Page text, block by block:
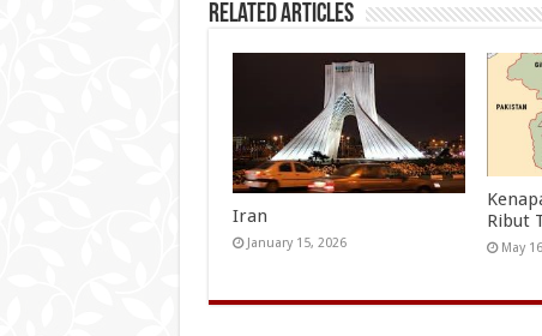
Related Articles
Iran
January 15, 2026
Ribut
May